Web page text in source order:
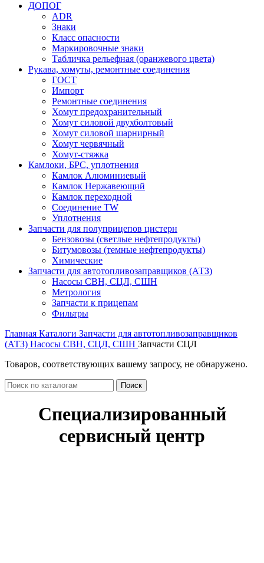
ДОПОГ
ADR
Знаки
Класс опасности
Маркировочные знаки
Табличка рельефная (оранжевого цвета)
Рукава, хомуты, ремонтные соединения
ГОСТ
Импорт
Ремонтные соединения
Хомут предохранительный
Хомут силовой двухболтовый
Хомут силовой шарнирный
Хомут червячный
Хомут-стяжка
Камлоки, БРС, уплотнения
Камлок Алюминиевый
Камлок Нержавеющий
Камлок переходной
Соединение TW
Уплотнения
Запчасти для полуприцепов цистерн
Бензовозы (светлые нефтепродукты)
Битумовозы (темные нефтепродукты)
Химические
Запчасти для автотопливозаправщиков (АТЗ)
Насосы СВН, СЦЛ, СШН
Метрология
Запчасти к прицепам
Фильтры
Главная Каталоги Запчасти для автотопливозаправщиков
(АТЗ) Насосы СВН, СЦЛ, СШН Запчасти СЦЛ
Товаров, соответствующих вашему запросу, не обнаружено.
Поиск
Специализированный
сервисный центр